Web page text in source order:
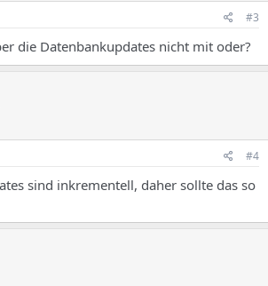
#3
die Datenbankupdates nicht mit oder?
#4
sind inkrementell, daher sollte das so